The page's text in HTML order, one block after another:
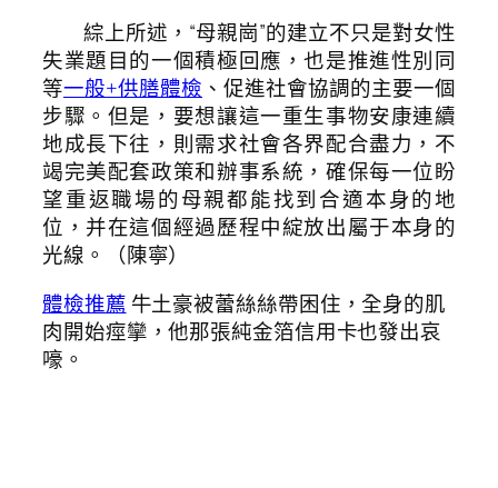
綜上所述，“母親崗”的建立不只是對女性
失業題目的一個積極回應，也是推進性別同
等一般+供膳體檢 、促進社會協調的主要一個
步驟。但是，要想讓這一重生事物安康連續
地成長下往，則需求社會各界配合盡力，不
竭完美配套政策和辦事系統，確保每一位盼
望重返職場的母親都能找到合適本身的地
位，并在這個經過歷程中綻放出屬于本身的
光線。（陳寧）
體檢推薦 牛土豪被蕾絲絲帶困住，全身的肌
肉開始痙攣，他那張純金箔信用卡也發出哀
嚎。